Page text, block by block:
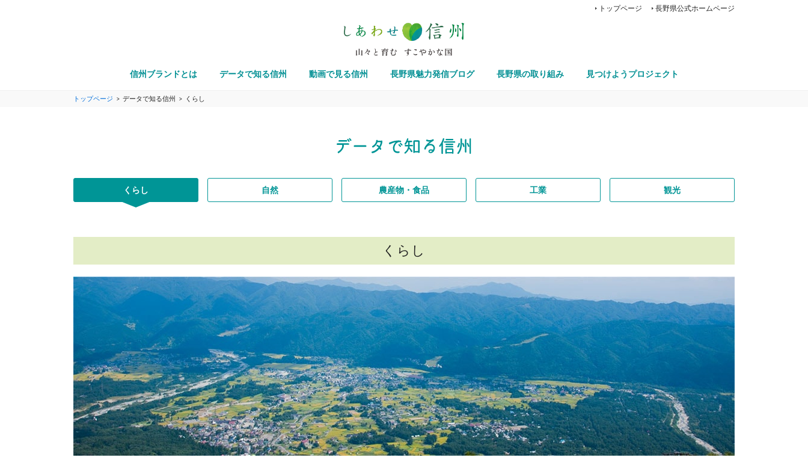
トップページ 長野県公式ホームページ
信州ブランドとは データで知る信州 動画で見る信州 長野県魅力発信ブログ 長野県の取り組み 見つけようプロジェクト
トップページ データで知る信州 くらし
くらし 自然 農産物・食品 工業 観光
くらし